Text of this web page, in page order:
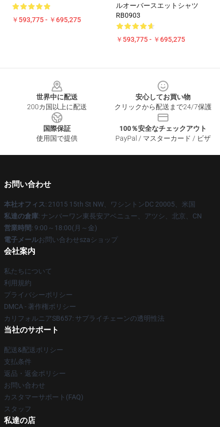
￥593,775 - ￥695,275
ルオーバースエットシャツ
RB0903
￥593,775 - ￥695,275
世界中に配送
200カ国以上に配送
安心してお買い物
クリックから配送まで24/7保護
国際保証
使用国で提供
100％安全なチェックアウト
PayPal / マスターカード / ビザ
お問い合わせ
本社オフィス: 21015 15th St NW、ワシントンDC 20005、米国
私達の倉庫: ナンバーワン東長安アベニュー、アツシ、北京、CN
営業時間: 9:00～18:00(月～金)
電子メールお問い合わせszaショップ
会社案内
私たちについて
利用規約
プライバシーポリシー
DMCA - 著作権ポリシー
カリフォルニアSB657: サプライチェーンの透明性法
当社のサポート
配送&配送ポリシー
支払条件
返品・返金ポリシー
お問い合わせ
カスタマーサポート(FAQ)
スタッフ
私達の店